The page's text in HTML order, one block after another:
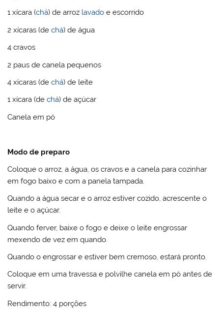
1 xícara (chá) de arroz lavado e escorrido
2 xícaras (dechá) de água
4 cravos
2 paus de canela pequenos
4 xícaras (dechá) de leite
1 xícara (dechá) de açúcar
Canela em pó
Modo de preparo
Coloque o arroz, a água, os cravos e a canela para cozinhar
em fogo baixo e com a panela tampada.
Quando a água secar e o arroz estiver cozido, acrescente o
leite e o açúcar.
Quando ferver, baixe o fogo e deixe o leite engrossar
mexendo de vez em quando.
Quando o engrossar e estiver bem cremoso, estará pronto.
Coloque em uma travessa e polvilhe canela em pó antes de
servir.
Rendimento: 4 porções